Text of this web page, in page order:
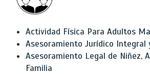
Actividad Física Para Adultos
Asesoramiento Jurídico Integral
Asesoramiento Legal de Niñez,
Familia